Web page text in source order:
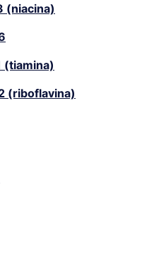
(niacina)
(tiamina)
(riboflavina)